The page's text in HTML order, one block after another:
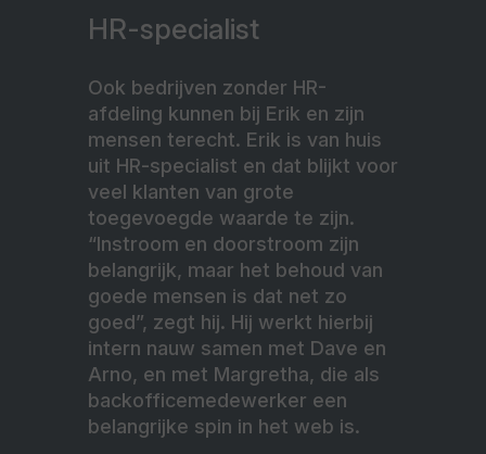
HR-specialist
Ook bedrijven zonder HR-
afdeling kunnen bij Erik en zijn
mensen terecht. Erik is van huis
uit HR-specialist en dat blijkt voor
veel klanten van grote
toegevoegde waarde te zijn.
“Instroom en doorstroom zijn
belangrijk, maar het behoud van
goede mensen is dat net zo
goed”, zegt hij. Hij werkt hierbij
intern nauw samen met Dave en
Arno, en met Margretha, die als
backofficemedewerker een
belangrijke spin in het web is.